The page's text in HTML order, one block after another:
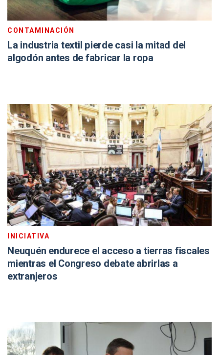
CONTAMINACIÓN
La industria textil pierde casi la mitad del
algodón antes de fabricar la ropa
INICIATIVA
Neuquén endurece el acceso a tierras fiscales
mientras el Congreso debate abrirlas a
extranjeros